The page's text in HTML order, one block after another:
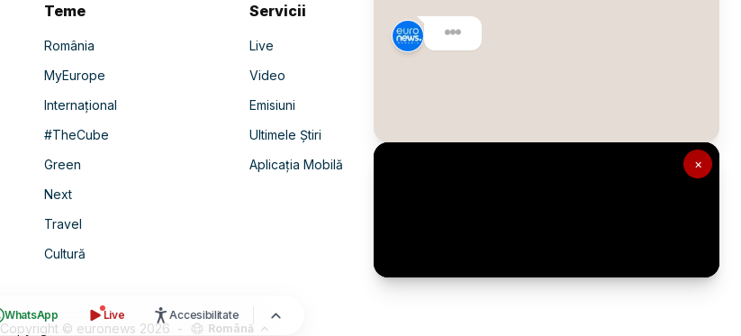
×
WhatsApp Live Accesibilitate
Teme
România
MyEurope
Internațional
#TheCube
Green
Next
Travel
Cultură
Servicii
Live
Video
Emisiuni
Ultimele Știri
Aplicația Mobilă
Despre Euronews
Copyright © euronews 2026 - Română